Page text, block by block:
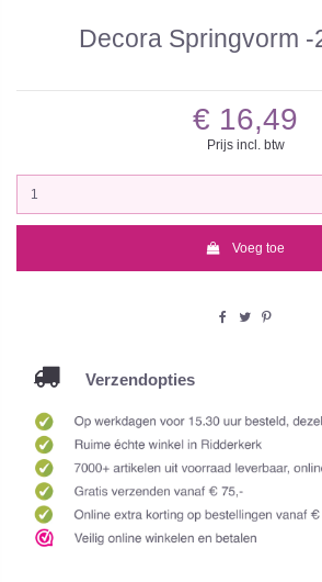
Decora Springvorm -
€ 16,49
Prijs incl. btw
Voeg toe
Verzendopties